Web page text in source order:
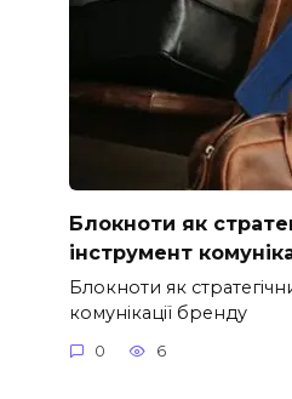
Блокноти як
інструмент
Блокноти як
комунікації бренду
0 6